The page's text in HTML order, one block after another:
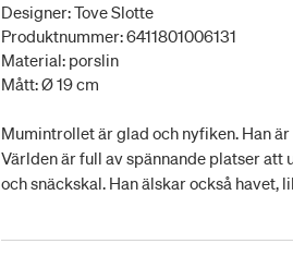
Designer: Tove Slotte
Produktnummer: 6411801006131
Material: porslin
Mått: Ø 19 cm
Mumintrollet är glad och nyfiken. Han
Världen är full av spännande platser att
och snäckskal. Han älskar också havet,